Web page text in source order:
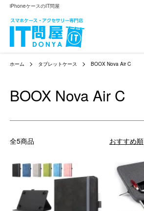
iPhoneケースのIT問屋
ホーム タブレットケース BOOX Nova Air C
BOOX Nova Air C
全5商品 おすすめ順